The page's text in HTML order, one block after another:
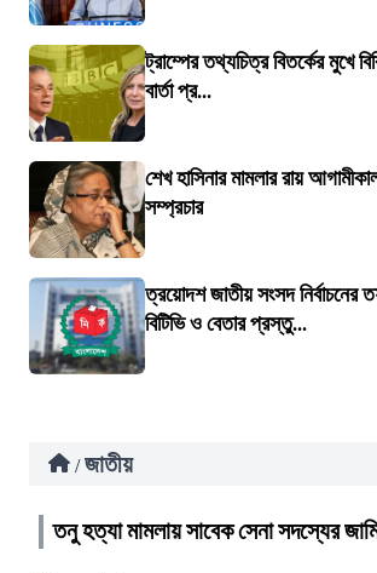
ট্রাম্পের তথ্যচিত্র বিতর্কের মুখে
বার্তা প্র...
শেখ হাসিনার মামলার রায়
সম্প্রচার
ত্রয়োদশ জাতীয় সংসদ নির্বাচনের
বিটিভি ও বেতার প্রস্তু...
/ জাতীয়
তনু হত্যা মামলায় সাবেক সেনা সদস্যের